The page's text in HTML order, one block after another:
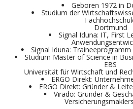
Geboren 1972 in
Studium der
Dortmund
Signal Iduna: IT, First
Signal Iduna:
Studium Master of Science in
EBS
Universität für Wirtschaft und
ERGO Direkt:
ERGO Direkt: Gründer &
Virado: Gründer &